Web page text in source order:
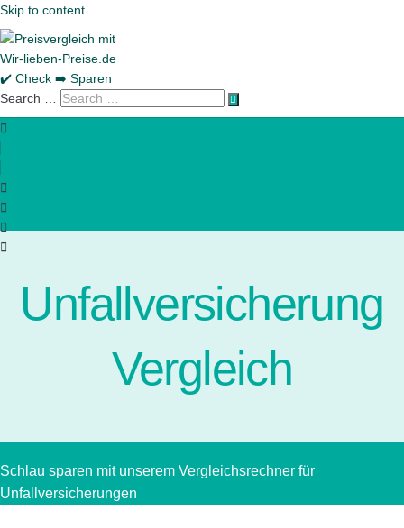
Skip to content
Search …
Unfallversicherung
Vergleich
Schlau sparen mit unserem Vergleichsrechner für
Unfallversicherungen